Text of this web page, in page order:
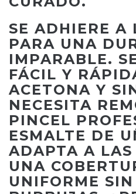
SE ADHIERE A
PARA UNA
IMPARABLE.
FÁCIL Y
ACETONA Y
NECESITA
PINCEL
ESMALTE DE
ADAPTA A
UNA
UNIFORME